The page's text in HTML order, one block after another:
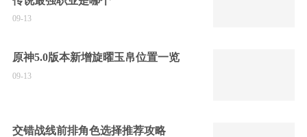
09-13
原神5.0版本新增旋曜玉帛位置一览
09-13
交错战线前排角色选择推荐攻略